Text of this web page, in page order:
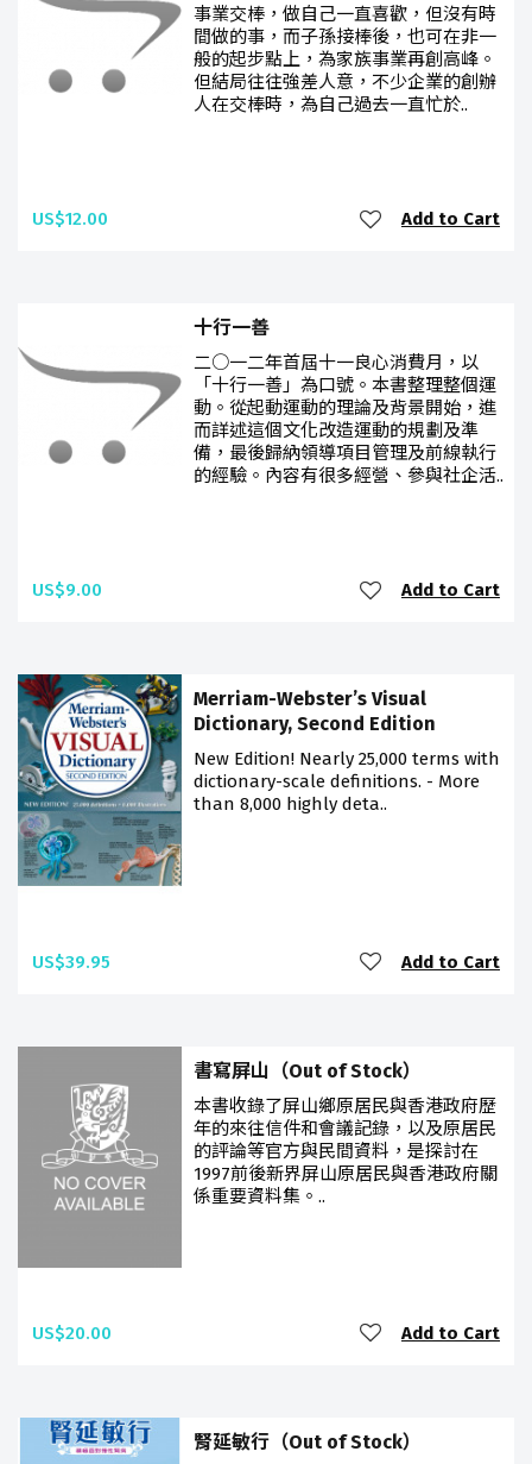
事業交棒，做自己一直喜歡，但沒有時
間做的事，而子孫接棒後，也可在非一
般的起步點上，為家族事業再創高峰。
但結局往往強差人意，不少企業的創辦
人在交棒時，為自己過去一直忙於..
US$12.00 Add to Cart
十行一善
二○一二年首屆十一良心消費月，以
「十行一善」為口號。本書整理整個運
動。從起動運動的理論及背景開始，進
而詳述這個文化改造運動的規劃及準
備，最後歸納領導項目管理及前線執行
的經驗。內容有很多經營、參與社企活..
US$9.00 Add to Cart
Merriam-Webster’s Visual
Dictionary, Second Edition
New Edition! Nearly 25,000 terms with
dictionary-scale definitions. - More
than 8,000 highly deta..
US$39.95 Add to Cart
書寫屏山（Out of Stock）
本書收錄了屏山鄉原居民與香港政府歷
年的來往信件和會議記錄，以及原居民
的評論等官方與民間資料，是探討在
1997前後新界屏山原居民與香港政府關
係重要資料集。..
US$20.00 Add to Cart
腎延敏行（Out of Stock）